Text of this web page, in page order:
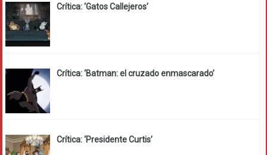
Crítica: ‘Gatos Callejeros’
Crítica: ‘Batman: el cruzado enmascarado’
Crítica: ‘Presidente Curtis’